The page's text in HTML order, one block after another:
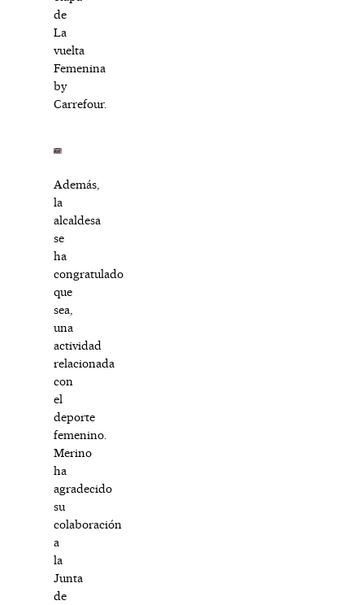
de
La
vuelta
Femenina
by
Carrefour.
Además,
la
alcaldesa
se
ha
congratulado
que
sea,
una
actividad
relacionada
con
el
deporte
femenino.
Merino
ha
agradecido
su
colaboración
a
la
Junta
de